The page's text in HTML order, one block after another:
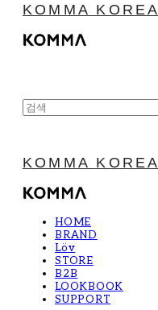
KOMMA KOREA
KOMMA KOREA
HOME
BRAND
Löv
STORE
B2B
LOOKBOOK
SUPPORT